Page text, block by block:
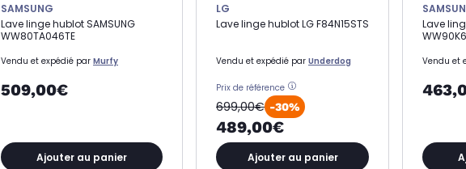
SAMSUNG
Lave linge hublot SAMSUNG
WW80TA046TE
Vendu et expédié par Murfy
509,00€
Ajouter au panier
LG
Lave linge hublot LG F84N15STS
Vendu et expédié par Underdog
Prix de référence
699,00€ -30%
489,00€
Ajouter au panier
Lave
Vendu et